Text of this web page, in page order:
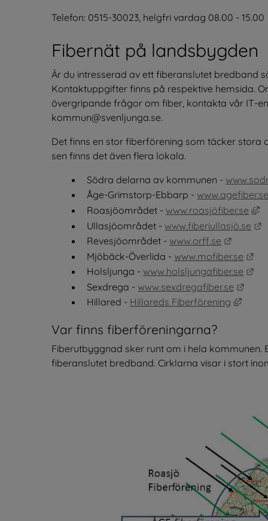
Telefon: 0515-30023, helgfri vardag 08.00 - 15.00
Fibernät på landsbygden
Är du intresserad av ett fiberanslutet bredband
Kontaktuppgifter finns på respektive hemsida.
övergripande frågor om fiber, kontakta vår IT-
kommun@svenljunga.se.
Det finns en stor fiberförening som täcker
sen finns det även flera lokala.
Södra delarna av kommunen -
Åge-Grimstorp-Ebbarp -
Roasjöområdet - www.roasjöfiber.se
Ullasjöområdet - www.fiberiullasjö.se
Revesjöområdet - www.orff.se
Mjöbäck-Överlida - www.mofiber.se
Holsljunga - www.holsljungafiber.se
Sexdrega - www.sexdregafiber.se
Hillared - Hillareds Fiberförening Länk
Var finns fiberföreningarna?
Fiberutbyggnad sker runt om i hela
fiberanslutet bredband. Cirklarna visar i stort